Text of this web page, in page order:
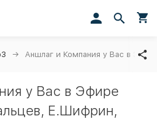
Аншлаг и Компания у Вас в
у Вас в Эфире
Е.Шифрин,